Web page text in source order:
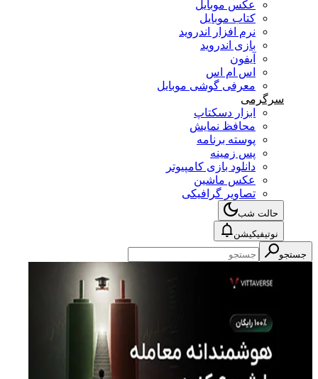
عکس موبایل
کتاب موبایل
نرم افزار اندروید
بازی اندروید
آیفون
اس ام اس
معرفی گوشی موبایل
سرگرمی
ابزار دسکتاپ
محافظ نمایش
پوسته برنامه
پس زمینه
دانلود بازی کامپیوتر
عکس ماشین
تصاویر گرافیکی
حالت شب
نوتیفیکیشن
جستجو